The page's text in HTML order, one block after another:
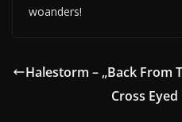
woanders!
Halestorm – „Back From
Cross